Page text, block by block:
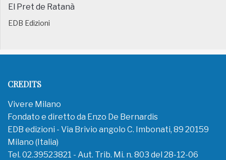
El Pret de Ratanà
EDB Edizioni
CREDITS
Vivere Milano
Fondato e diretto da Enzo De Bernardis
EDB edizioni - Via Brivio angolo C. Imbonati, 89 20159
Milano (Italia)
Tel. 02.39523821 - Aut. Trib. Mi. n. 803 del 28-12-06